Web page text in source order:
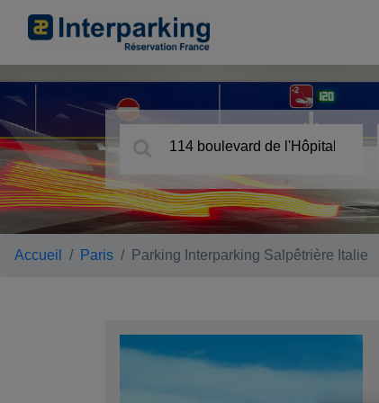
Accueil Paris Parking Interparking Salpêtrière Italie